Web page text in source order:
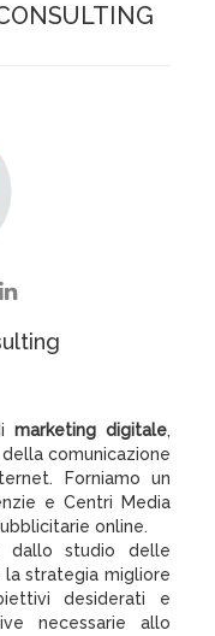
marketing digitale,
comunicazione
Forniamo un
e Centri Media
online.
dallo studio delle
la strategia migliore
desiderati e
necessarie allo